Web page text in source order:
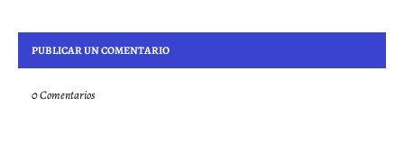
PUBLICAR UN COMENTARIO
0 Comentarios